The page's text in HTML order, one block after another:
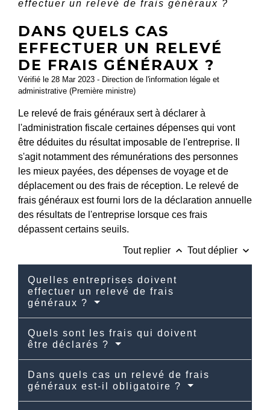
effectuer un relevé de frais généraux ?
DANS QUELS CAS
EFFECTUER UN RELEVÉ
DE FRAIS GÉNÉRAUX ?
Vérifié le 28 Mar 2023 - Direction de l'information légale et
administrative (Première ministre)
Le relevé de frais généraux sert à déclarer à
l'administration fiscale certaines dépenses qui vont
être déduites du résultat imposable de l'entreprise. Il
s'agit notamment des rémunérations des personnes
les mieux payées, des dépenses de voyage et de
déplacement ou des frais de réception. Le relevé de
frais généraux est fourni lors de la déclaration annuelle
des résultats de l'entreprise lorsque ces frais
dépassent certains seuils.
Tout replier keyboard_arrow_up Tout déplier keyboard_arrow_down
Quelles entreprises doivent
effectuer un relevé de frais
généraux ?
Quels sont les frais qui doivent
être déclarés ?
Dans quels cas un relevé de frais
généraux est-il obligatoire ?